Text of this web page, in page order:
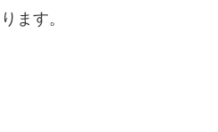
ります。